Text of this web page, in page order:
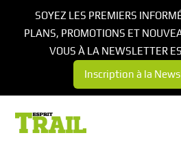
SOYEZ LES PREMIERS
PLANS, PROMOTIONS ET
VOUS À LA NEWSLETTER
Inscription à la